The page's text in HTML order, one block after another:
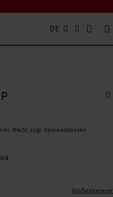
DE
MwSt. zzgl. Versandkosten
Größenberater